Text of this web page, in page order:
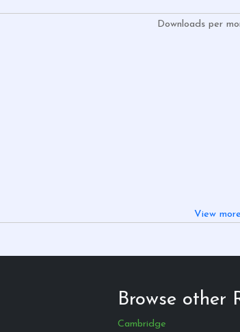
Downloads per
View
Browse other
Cambridge